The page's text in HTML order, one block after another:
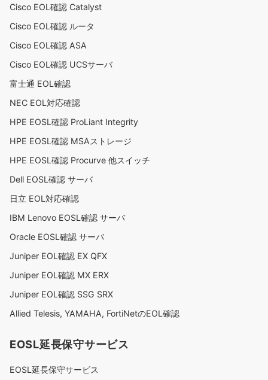
Cisco EOL確認 Catalyst
Cisco EOL確認 ルータ
Cisco EOL確認 ASA
Cisco EOL確認 UCSサーバ
富士通 EOL確認
NEC EOL対応確認
HPE EOSL確認 ProLiant Integrity
HPE EOSL確認 MSAストレージ
HPE EOSL確認 Procurve 他スイッチ
Dell EOSL確認 サーバ
日立 EOL対応確認
IBM Lenovo EOSL確認 サーバ
Oracle EOSL確認 サーバ
Juniper EOL確認 EX QFX
Juniper EOL確認 MX ERX
Juniper EOL確認 SSG SRX
Allied Telesis, YAMAHA, FortiNetのEOL確認
EOSL延長保守サービス
EOSL延長保守サービス